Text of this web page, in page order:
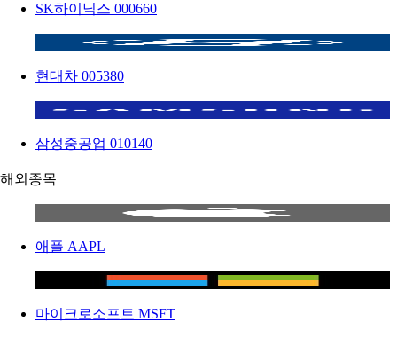
SK하이닉스 000660
현대차 005380
삼성중공업 010140
해외종목
애플 AAPL
마이크로소프트 MSFT